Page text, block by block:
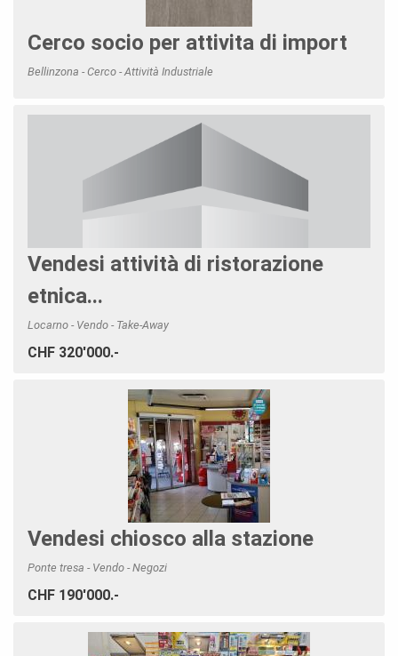
Cerco socio per attivita di import
Bellinzona - Cerco - Attività Industriale
Vendesi attività di ristorazione
etnica...
Locarno - Vendo - Take-Away
CHF 320'000.-
Vendesi chiosco alla stazione
Ponte tresa - Vendo - Negozi
CHF 190'000.-